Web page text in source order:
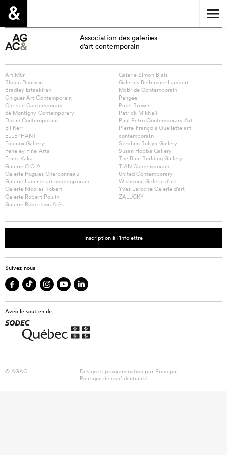
Association des galeries
d’art contemporain
Art Mûr
Blouin Division
Bradley Ertaskiran
Chiguer Art Contemporain
Christie Contemporary
de Montigny Contemporary
Duran Contemporain
Eli Kerr
ELLEPHANT
Equinox Gallery
Feheley Fine Arts
Franz Kaka
Galerie C.O.A
Galerie Hugues Charbonneau
Galerie Lacerte art contemporain
Galerie Nicolas Robert
Galerie Robert Poulin
Galerie Robertson Arès
Galerie Simon Blais
Galeries Bellemare Lambert
McBride Contemporain
Pangée
Patel Brown
Patrick Mikhail
Paul Petro Contemporary Art
Pierre-François Ouellette art
contemporain
Stephen Bulger Gallery
Susan Hobbs Gallery
The Blue Building Gallery
TIAN Contemporain
United Contemporary
Wishbone Galerie d’art
Yves Laroche Galerie d’art
ZALUCKY
Inscription à l’infolettre
Suivez-nous
Avec le soutien de
© AGAC Design et programmation par Principal
Politique de confidentialité